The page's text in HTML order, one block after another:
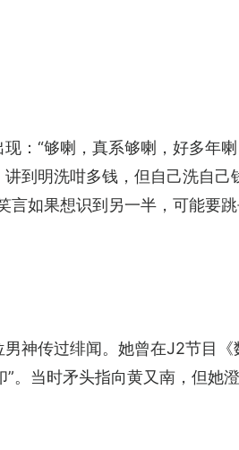
：“够喇，真系够喇，好多年
到明洗咁多钱，但自己洗自己
如果想识到另一半，可能要跳
神传过绯闻。她曾在J2节目《
。当时矛头指向黄又南，但她